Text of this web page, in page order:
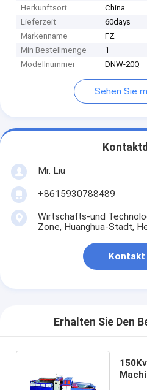
Herkunftsort
China
Lieferzeit
60days
Markenname
FZ
Min Bestellmenge
1
Modellnummer
DNW-20Q
Sehen Sie
Mr. Liu
+8615930788489
Wirtschafts-und
Zone, Huanghua-Stadt,
Kontakt
Erhalten Sie Den